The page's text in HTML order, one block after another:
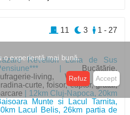
Revelion Luna de Sus
|
Bucătărie,
living, WIFI, terasă,
curte, foisor, cuptor, grătar,
| 12km Cluj-Napoca, 20km
Munte si Lacul Tarnita,
Lacul Belis, 26km partia de
1 - 27
3
11
o experiență mai bună.
Refuz Accept